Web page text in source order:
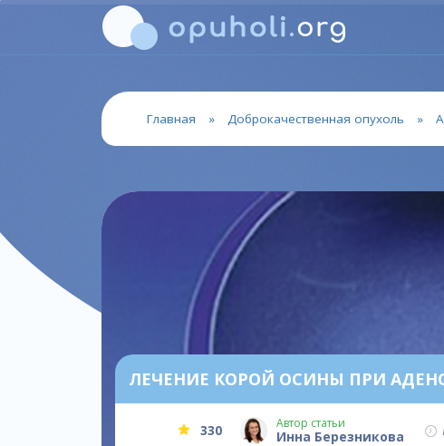
Главная » Доброкачественная опухоль »
ЛЕЧЕНИЕ КОРОЙ ОСИНЫ ПРИ
330 Автор статьи
Инна Березникова